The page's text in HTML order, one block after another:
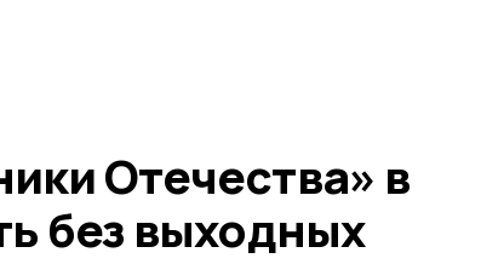
Отечества» в
без выходных